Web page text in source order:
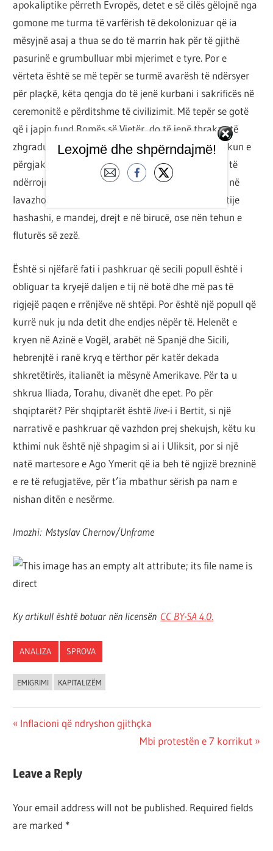
apokaliptike përreth Evropës, detet e së cilës gëlojnë nga
gomone me turma të varfërish të dekolonizuar që ia
mësyjnë asaj a thua se do të marrin hak për të gjithë
pasurinë e grumbulluar mbi mjerimet e tyre. Por e
vërteta është se më tepër se turmë avarësh të ndërsyer
për plaçkë, këta qengja do të jenë kurbani i sakrificës në
ceremonitë e përditshme të civilizimit. Më tepër se gotë
që i japin fund Romës së Vjetër, do të jenë thrakas të
zhgraduar në shërbëtorë ose, më keq, mish për cirkun e
përgjakshëm të Romës së Re. Më të shkolluarit do të
ndërrojnë oturakët nëpër azile, të tjerët në të zezë në
lavazho dhe skela, të mbeturit në getot me kopshtije
hashashi, e mandej, drejt e në birucë, ose nën tehun e
fluturës së zezë.
Është si njëfarë fati i pashkruar që secili popull është i
obliguar ta kryejë daljen e tij në botë dhe më pas të
rigjejë paqen e rrënjëve në shtëpi. Por është një popull që
kurrë nuk ju nda detit dhe endjes nëpër të. Helenët e
kryen në Azinë e Vogël, arabët në Spanjë dhe Sicili,
hebrenjtë i ranë kryq e tërthor për katër dekada
shkretëtirës, italianët ia mësynë Amerikave. Për ta u
shkrua Iliada, Torahu, divanët dhe epet. Po për
shqiptarët? Për shqiptarët është live-i i Bertit, si një
narrativë e pashkruar që vazhdon prej shekujsh, këtu ku
kthimi nuk është një shpagim si ai i Uliksit, por si një
natë martesore e Ago Ymerit që ia beh të ngjizë brezninë
e re të refugjatëve, për t’ia mbathur sërish pa nam e
nishan ditën e nesërme.
Imazhi: Mstyslav Chernov/Unframe
Ky artikull është botuar nën licensën CC BY-SA 4.0.
ANALIZA SPROVA
EMIGRIMI KAPITALIZËM
Post
Previous
Inflacioni që ndryshon gjithçka
Next
Mbi protestën e 7 korrikut
Leave a Reply
Your email address will not be published. Required fields
are marked *
Lexojmë dhe shpërndajmë!